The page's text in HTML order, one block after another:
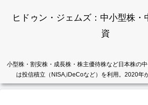
ヒドゥン・ジェムズ：中小型株・
資
小型株・割安株・成長株・株主優待株など日本株の
は投信積立（NISA,iDeCoなど）を利用。2020年